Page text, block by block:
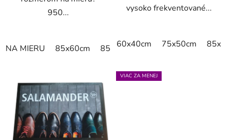
950...
NA MIERU 85x60cm 85x75cm 120x85cm
vysoko frekventované...
60x40cm 75x50cm
VIAC ZA MENEJ